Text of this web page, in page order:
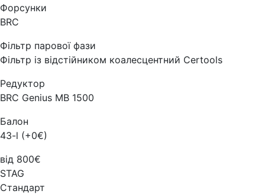
Форсунки
BRC
Фільтр парової фази
Фільтр із відстійником коалесцентний Certools
Редуктор
BRC Genius MB 1500
Балон
43-l (+0€)
від 800€
STAG
Стандарт